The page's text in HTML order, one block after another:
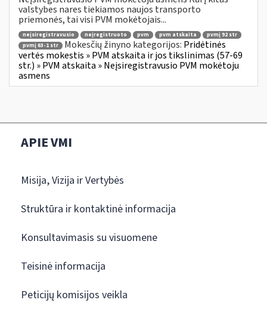
valstybes nares tiekiamos naujos transporto
priemonės, tai visi PVM mokėtojais...
neįsiregistravusio neįregistruoto pvm pvm atskaita
pvmį 92 str
pvmį 63-1 str
Mokesčių žinyno kategorijos: Pridėtinės
vertės mokestis » PVM atskaita ir jos tikslinimas (57-69
str.) » PVM atskaita » Neįsiregistravusio PVM mokėtoju
asmens
APIE VMI
Misija, Vizija ir Vertybės
Struktūra ir kontaktinė informacija
Konsultavimasis su visuomene
Teisinė informacija
Peticijų komisijos veikla